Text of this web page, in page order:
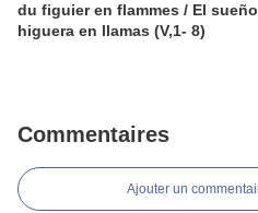
du figuier en flammes / El
higuera en llamas (V,1- 8)
Commentaires
Ajouter un